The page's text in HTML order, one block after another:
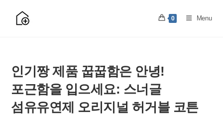
0 Menu
인기짱 제품 꿉꿉함은 안녕!
포근함을 입으세요: 스너글
섬유유연제 오리지널 허거블 코튼